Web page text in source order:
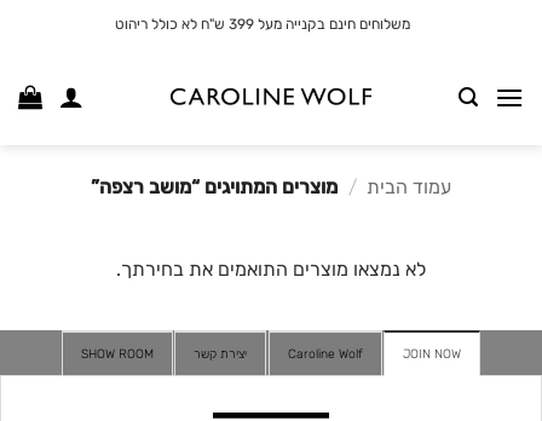
משלוחים חינם בקנייה מעל 399 ש"ח לא כולל ריהוט
עמוד הבית / מוצרים המתויגים “מושב רצפה”
לא נמצאו מוצרים התואמים את בחירתך.
JOIN NOW
Caroline Wolf יצירת קשר SHOW ROOM